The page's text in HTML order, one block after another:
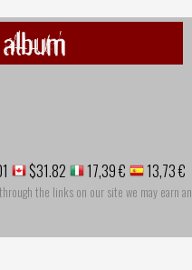
$31.82 17,39 € 13,73 €
the links on our site we may earn an